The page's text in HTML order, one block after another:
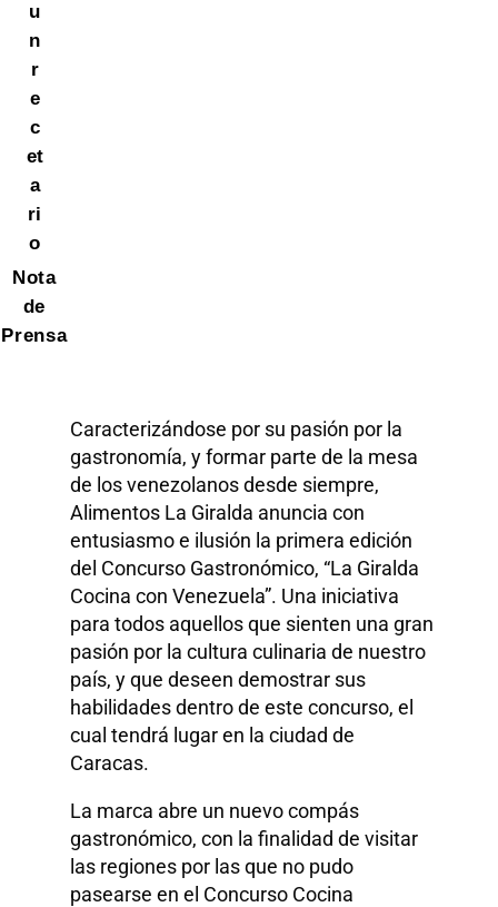
u
n
r
e
c
et
a
ri
o
Nota
de
Prensa
Caracterizándose por su pasión por la
gastronomía, y formar parte de la mesa
de los venezolanos desde siempre,
Alimentos La Giralda anuncia con
entusiasmo e ilusión la primera edición
del Concurso Gastronómico, “La Giralda
Cocina con Venezuela”. Una iniciativa
para todos aquellos que sienten una gran
pasión por la cultura culinaria de nuestro
país, y que deseen demostrar sus
habilidades dentro de este concurso, el
cual tendrá lugar en la ciudad de
Caracas.
La marca abre un nuevo compás
gastronómico, con la finalidad de visitar
las regiones por las que no pudo
pasearse en el Concurso Cocina